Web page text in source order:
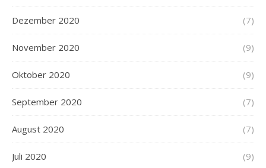
Dezember 2020 (7)
November 2020 (9)
Oktober 2020 (9)
September 2020 (7)
August 2020 (7)
Juli 2020 (9)